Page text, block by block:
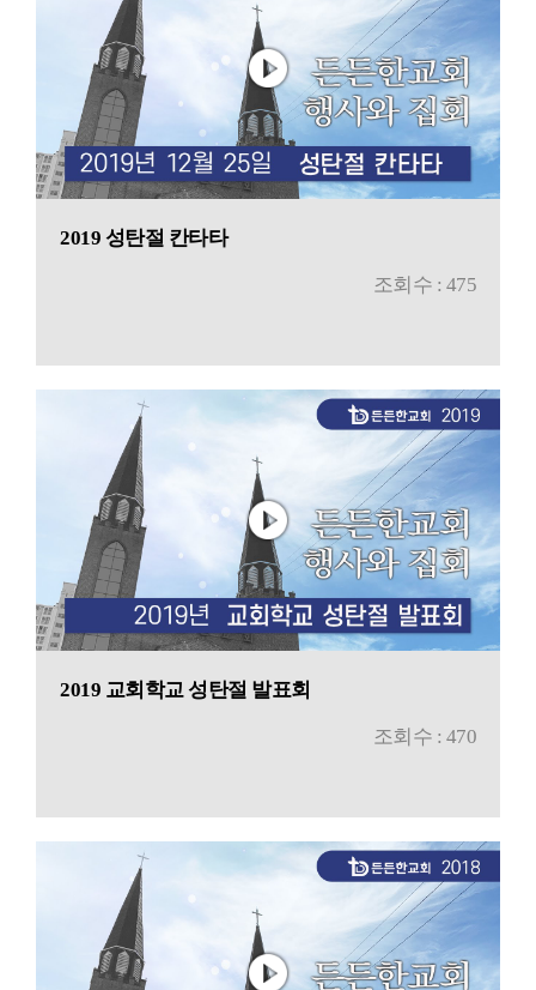
2019 성탄절 칸타타
조회수 : 475
2019 교회학교 성탄절 발표회
조회수 : 470